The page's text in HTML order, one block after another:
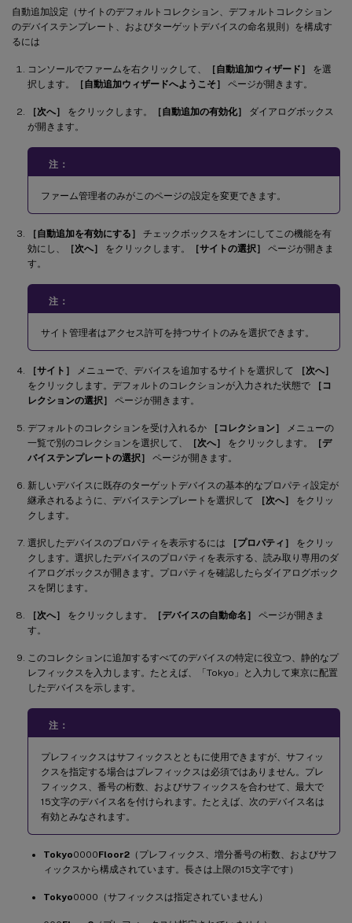
自動追加設定（サイトのデフォルトコレクション、デフォルトコレクション
のデバイステンプレート、およびターゲットデバイスの命名規則）を構成す
るには
コンソールでファームを右クリックして、 ［自動追加ウィザード］
を選
択します。
［自動追加ウィザードへようこそ］ ページが開きます。
［次へ］ をクリックします。 ［自動追加の有効化］
ダイアログボックス
が開きます。
注：
ファーム管理者のみがこのページの設定を変更できます。
［自動追加を有効にする］
チェックボックスをオンにしてこの機能を有
効にし、
［次へ］ をクリックします。 ［サイトの選択］
ページが開きま
す。
注：
サイト管理者はアクセス許可を持つサイトのみを選択できます。
［サイト］ メニューで、デバイスを追加するサイトを選択して
［次へ］
をクリックします。デフォルトのコレクションが入力された状態で
［コ
レクションの選択］
ページが開きます。
デフォルトのコレクションを受け入れるか ［コレクション］
メニューの
一覧で別のコレクションを選択して、
［次へ］ をクリックします。
［デ
バイステンプレートの選択］
ページが開きます。
新しいデバイスに既存のターゲットデバイスの基本的なプロパティ設定が
継承されるように、デバイステンプレートを選択して
［次へ］
をクリッ
クします。
選択したデバイスのプロパティを表示するには ［プロパティ］
をクリッ
クします。選択したデバイスのプロパティを表示する、読み取り専用のダ
イアログボックスが開きます。プロパティを確認したらダイアログボック
スを閉じます。
［次へ］ をクリックします。 ［デバイスの自動命名］
ページが開きま
す。
このコレクションに追加するすべてのデバイスの特定に役立つ、静的なプ
レフィックスを入力します。たとえば、「Tokyo」と入力して東京に配置
したデバイスを示します。
注：
プレフィックスはサフィックスとともに使用できますが、サフィッ
クスを指定する場合はプレフィックスは必須ではありません。プレ
フィックス、番号の桁数、およびサフィックスを合わせて、最大で
15文字のデバイス名を付けられます。たとえば、次のデバイス名は
有効とみなされます。
Tokyo0000Floor2 （プレフィックス、増分番号の桁数、およびサフ
ィックスから構成されています。長さは上限の15文字です）
Tokyo0000（サフィックスは指定されていません）